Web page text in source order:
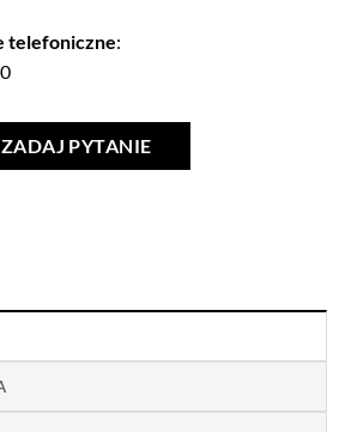
telefoniczne:
ZADAJ PYTANIE